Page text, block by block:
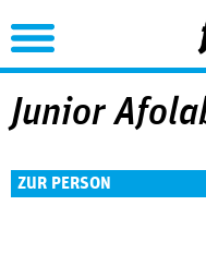
Junior
ZUR PERSON